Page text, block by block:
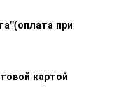
при
картой